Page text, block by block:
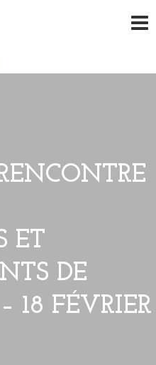
ET
DE
18 FÉVRIER